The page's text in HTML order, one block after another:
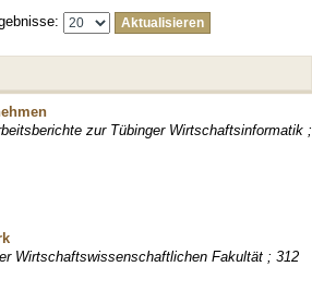
zur Tübinger Wirtschaftsinformatik ;
Wirtschaftswissenschaftlichen Fakultät ; 312